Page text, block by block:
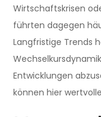
Wirtschaftskrisen
führten dagegen
Langfristige Trends
Entwicklungen
können hier